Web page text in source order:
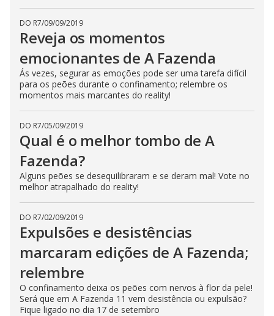
DO R7/09/09/2019
Reveja os momentos
emocionantes de A Fazenda
Ás vezes, segurar as emoções pode ser uma tarefa difícil
para os peões durante o confinamento; relembre os
momentos mais marcantes do reality!
DO R7/05/09/2019
Qual é o melhor tombo de A
Fazenda?
Alguns peões se desequilibraram e se deram mal! Vote no
melhor atrapalhado do reality!
DO R7/02/09/2019
Expulsões e desistências
marcaram edições de A Fazenda;
relembre
O confinamento deixa os peões com nervos à flor da pele!
Será que em A Fazenda 11 vem desistência ou expulsão?
Fique ligado no dia 17 de setembro